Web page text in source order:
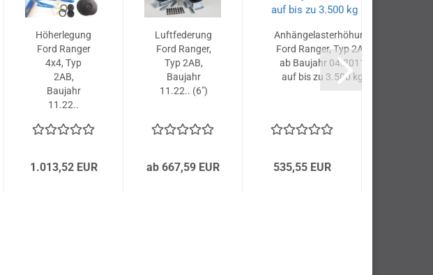
Höherlegung
Ford Ranger
4x4, Typ
2AB,
Baujahr
11.22..
1.013,52 EUR
Luftfederung
Ford Ranger,
Typ 2AB,
Baujahr
11.22.. (6")
ab 667,59 EUR
Anhängelasterhöhung
Ford Ranger, Typ 2AB
ab Baujahr 04.2011
auf bis zu 3.500 kg
535,55 EUR